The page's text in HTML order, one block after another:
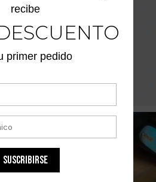
recibe
primer pedido
SUSCRIBIRSE